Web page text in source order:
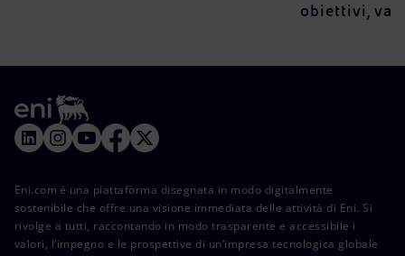
obiettivi,
Eni.com è una piattaforma disegnata in modo digitalmente
sostenibile che offre una visione immediata delle attività di Eni. Si
rivolge a tutti, raccontando in modo trasparente e accessibile i
valori, l’impegno e le prospettive di un’impresa tecnologica globale